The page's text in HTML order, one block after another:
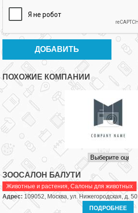
ПОХОЖИЕ КОМПАНИИ
ЗООСАЛОН БАЛУТИ
Животные и растения, Салоны для животных
Адрес: 109052, Москва, ул. Нижегородская, д. 50
ПОДРОБНЕЕ